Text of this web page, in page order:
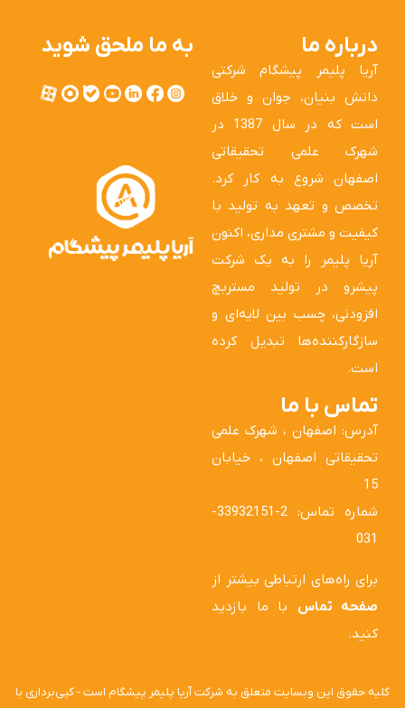
درباره ما
آریا پلیمر پیشگام شرکتی
دانش بنیان، جوان و خلاق
است که در سال 1387 در
شهرک علمی تحقیقاتی
اصفهان شروع به کار کرد.
تخصص و تعهد به تولید با
کیفیت و مشتری مداری، اکنون
آریا پلیمر را به یک شرکت
پیشرو در تولید مستربچ
افزودنی، چسب بین لایه‌ای و
سازگارکننده‌ها تبدیل کرده
است.
تماس با ما
آدرس: اصفهان ، شهرک علمی
تحقیقاتی اصفهان ، خیابان
15
شماره تماس: 2-33932151-
031
برای راه‌های ارتباطی بیشتر از
صفحه تماس با ما بازدید
کنید.
به ما ملحق شوید
کلیه حقوق این وبسایت متعلق به شرکت آریا پلیمر پیشگام است - کپی‌برداری با